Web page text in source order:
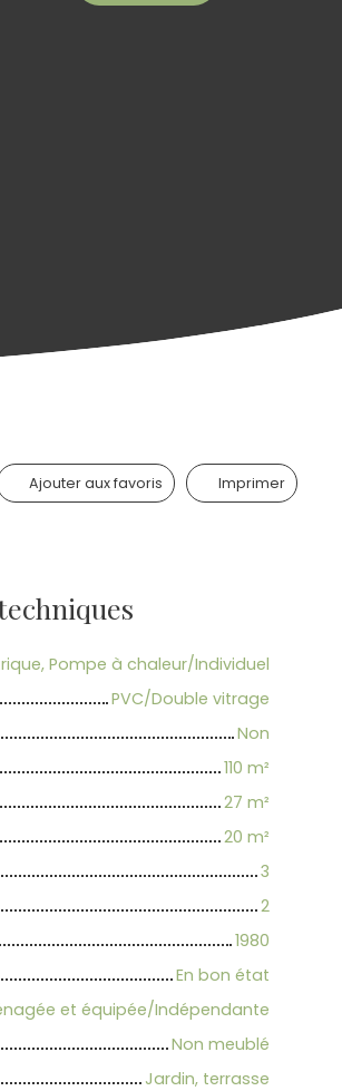
Ajouter aux favoris Imprimer
Pompe à chaleur/Individuel
PVC/Double vitrage
Non
110 m²
27 m²
20 m²
3
2
1980
En bon état
et équipée/Indépendante
Non meublé
Jardin, terrasse